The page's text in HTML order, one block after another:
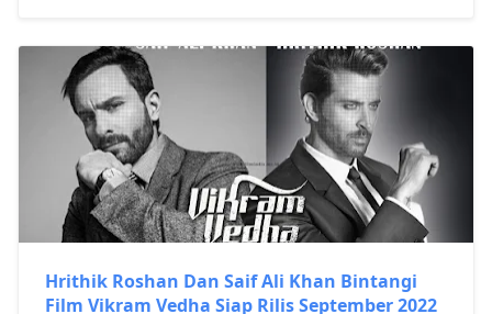
Hrithik Roshan Dan Saif Ali Khan Bintangi
Film Vikram Vedha Siap Rilis September 2022